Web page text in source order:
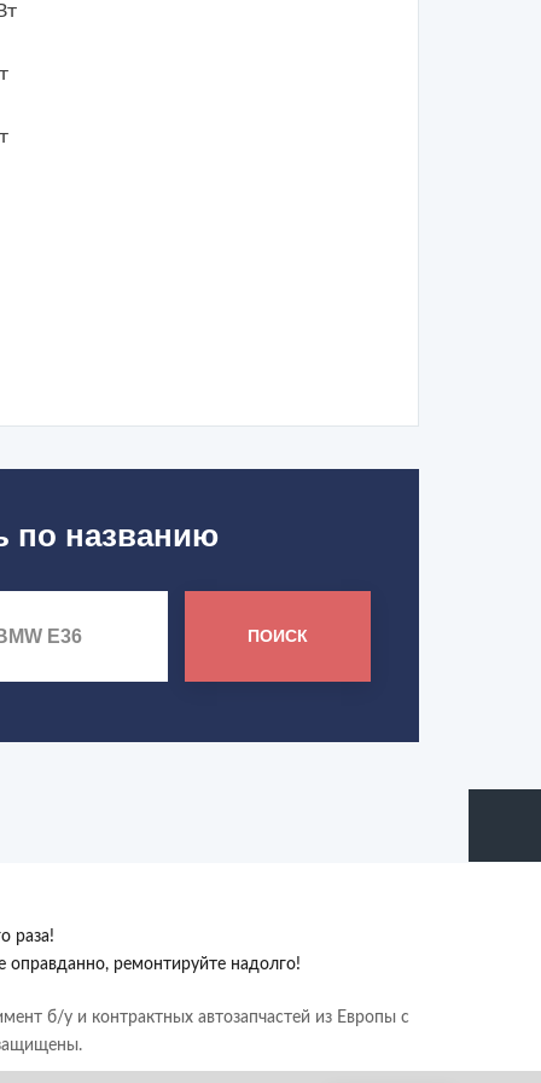
по названию
ПОИСК
раза!
оправданно, ремонтируйте надолго!
б/у и контрактных автозапчастей из Европы с